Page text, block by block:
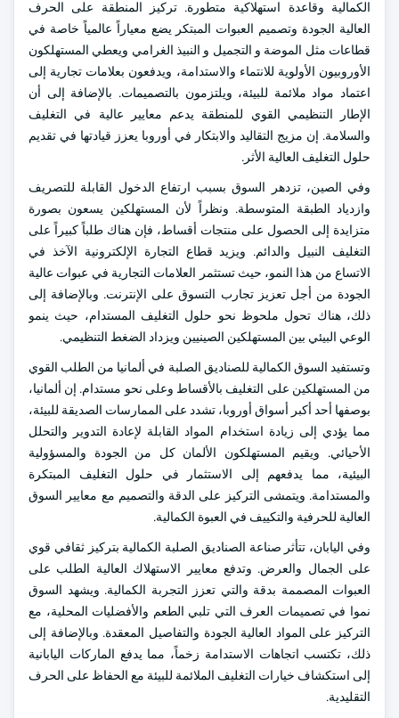
الكمالية وقاعدة استهلاكية متطورة. تركيز المنطقة على الحرف
العالية الجودة وتصميم العبوات المبتكر يضع معياراً عالمياً خاصة في
قطاعات مثل الموضة و التجميل و النبيذ الغرامي ويعطي المستهلكون
الأوروبيون الأولوية للانتماء والاستدامة، ويدفعون بعلامات تجارية إلى
اعتماد مواد ملائمة للبيئة، ويلتزمون بالتصميمات. بالإضافة إلى أن
الإطار التنظيمي القوي للمنطقة يدعم معايير عالية في التغليف
والسلامة. إن مزيج التقاليد والابتكار في أوروبا يعزز قيادتها في تقديم
حلول التغليف العالية الأثر.
وفي الصين، تزدهر السوق بسبب ارتفاع الدخول القابلة للتصريف
وازدياد الطبقة المتوسطة. ونظراً لأن المستهلكين يسعون بصورة
متزايدة إلى الحصول على منتجات أقساط، فإن هناك طلباً كبيراً على
التغليف النبيل والدائم. ويزيد قطاع التجارة الإلكترونية الآخذ في
الاتساع من هذا النمو، حيث تستثمر العلامات التجارية في عبوات عالية
الجودة من أجل تعزيز تجارب التسوق على الإنترنت. وبالإضافة إلى
ذلك، هناك تحول ملحوظ نحو حلول التغليف المستدام، حيث ينمو
الوعي البيئي بين المستهلكين الصينيين ويزداد الضغط التنظيمي.
وتستفيد السوق الكمالية للصناديق الصلبة في ألمانيا من الطلب القوي
من المستهلكين على التغليف بالأقساط وعلى نحو مستدام. إن ألمانيا،
بوصفها أحد أكبر أسواق أوروبا، تشدد على الممارسات الصديقة للبيئة،
مما يؤدي إلى زيادة استخدام المواد القابلة لإعادة التدوير والتحلل
الأحيائي. ويقيم المستهلكون الألمان كل من الجودة والمسؤولية
البيئية، مما يدفعهم إلى الاستثمار في حلول التغليف المبتكرة
والمستدامة. ويتمشى التركيز على الدقة والتصميم مع معايير السوق
العالية للحرفية والتكييف في العبوة الكمالية.
وفي اليابان، تتأثر صناعة الصناديق الصلبة الكمالية بتركيز ثقافي قوي
على الجمال والعرض. وتدفع معايير الاستهلاك العالية الطلب على
العبوات المصممة بدقة والتي تعزز التجربة الكمالية. ويشهد السوق
نموا في تصميمات العرف التي تلبي الطعم والأفضليات المحلية، مع
التركيز على المواد العالية الجودة والتفاصيل المعقدة. وبالإضافة إلى
ذلك، تكتسب اتجاهات الاستدامة زخماً، مما يدفع الماركات اليابانية
إلى استكشاف خيارات التغليف الملائمة للبيئة مع الحفاظ على الحرف
التقليدية.